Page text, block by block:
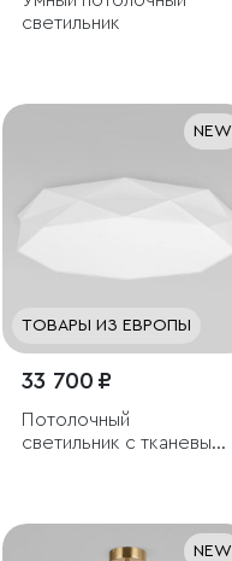
светильник
NEW
ТОВАРЫ ИЗ ЕВРОПЫ
33 700 ₽
Потолочный
светильник с тканевым
NEW